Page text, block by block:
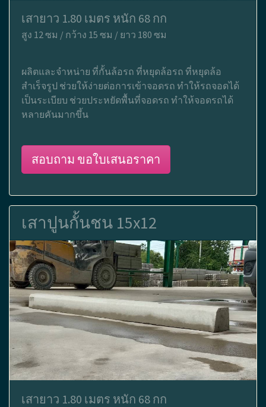
เสายาว 1.80 เมตร หนัก 68 กก
สูง 12 ซม / กว้าง 15 ซม / ยาว 180 ซม
ผลิตและจำหน่าย ที่กั้นล้อรถ ที่หยุดล้อรถ ที่หยุดล้อ
สำเร็จรูป ช่วยให้ง่ายต่อการเข้าจอดรถ ทำให้รถจอดได้
เป็นระเบียบ ช่วยประหยัดพื้นที่จอดรถ ทำให้จอดรถได้
หลายคันมากขึ้น
สอบถาม ขอใบเสนอราคา
เสาปูนกั้นชน 15x12
เสายาว 1.80 เมตร หนัก 68 กก